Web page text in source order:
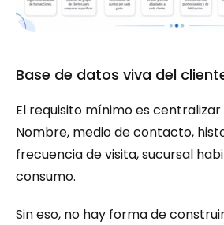
Base de datos viva del
El requisito mínimo es
Nombre, medio de contacto,
frecuencia de visita, sucursal
consumo.
Sin eso, no hay forma de